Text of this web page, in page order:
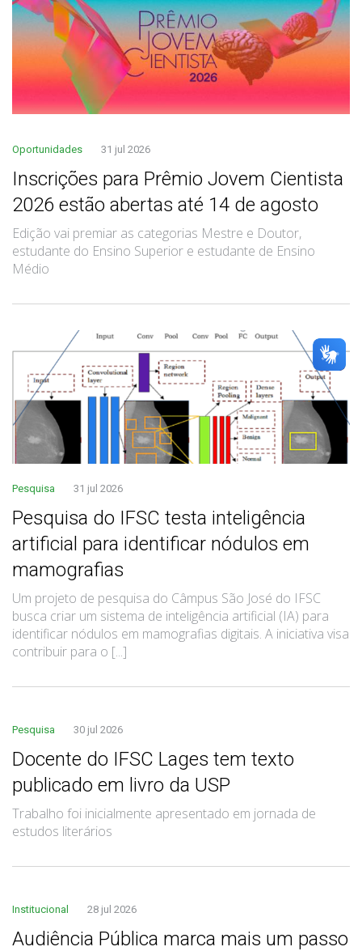
Oportunidades 31 jul 2026
Inscrições para Prêmio Jovem Cientista
2026 estão abertas até 14 de agosto
Edição vai premiar as categorias Mestre e Doutor,
estudante do Ensino Superior e estudante de Ensino
Médio
Pesquisa 31 jul 2026
Pesquisa do IFSC testa inteligência
artificial para identificar nódulos em
mamografias
Um projeto de pesquisa do Câmpus São José do IFSC
busca criar um sistema de inteligência artificial (IA) para
identificar nódulos em mamografias digitais. A iniciativa visa
contribuir para o [...]
Pesquisa 30 jul 2026
Docente do IFSC Lages tem texto
publicado em livro da USP
Trabalho foi inicialmente apresentado em jornada de
estudos literários
Institucional 28 jul 2026
Audiência Pública marca mais um passo